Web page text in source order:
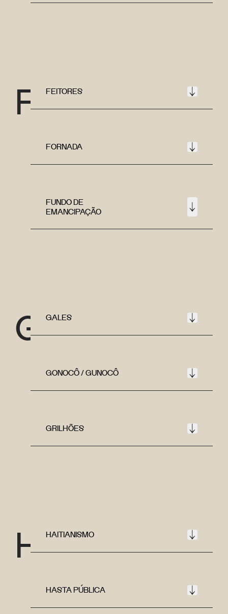
F FEITORES
FORNADA
FUNDO DE
EMANCIPAÇÃO
G GALES
GONOCÔ / GUNOCÔ
GRILHÕES
H HAITIANISMO
HASTA PÚBLICA